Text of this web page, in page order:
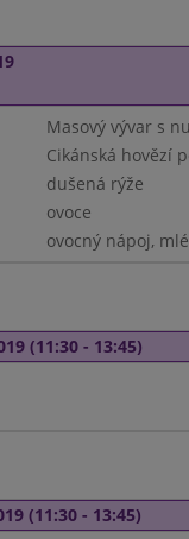
Masový vývar s
Cikánská hovězí
dušená rýže
ovoce
ovocný nápoj,
(11:30 - 13:45)
(11:30 - 13:45)